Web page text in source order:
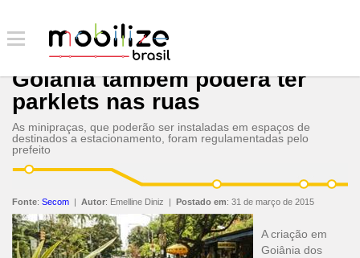
Goiânia também poderá ter
parklets nas ruas
As minipraças, que poderão ser instaladas em espaços de
destinados a estacionamento, foram regulamentadas pelo
prefeito
Fonte: Secom | Autor: Emelline Diniz | Postado em: 31 de março de 2015
A criação em
Goiânia dos